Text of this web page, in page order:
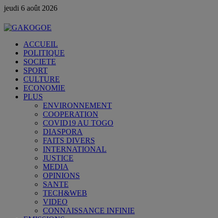
jeudi 6 août 2026
ACCUEIL
POLITIQUE
SOCIETE
SPORT
CULTURE
ECONOMIE
PLUS
ENVIRONNEMENT
COOPERATION
COVID19 AU TOGO
DIASPORA
FAITS DIVERS
INTERNATIONAL
JUSTICE
MEDIA
OPINIONS
SANTE
TECH&WEB
VIDEO
CONNAISSANCE INFINIE